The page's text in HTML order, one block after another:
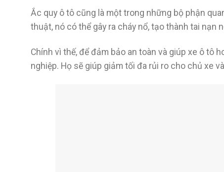
Ắc quy ô tô cũng là một trong những bộ phận
thuật, nó có thể gây ra cháy nổ, tạo thành tai
Chính vì thế, để đảm bảo an toàn và giúp xe ô tô
nghiệp. Họ sẽ giúp giảm tối đa rủi ro cho chủ xe